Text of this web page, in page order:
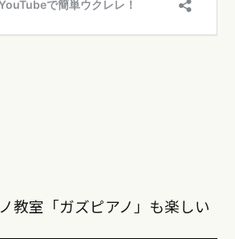
教室「ガズピアノ」も楽しい